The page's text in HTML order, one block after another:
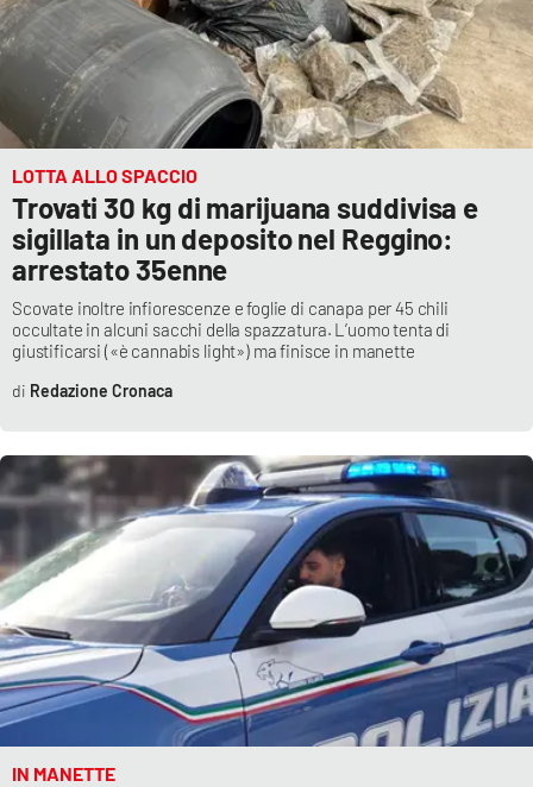
Android
LOTTA ALLO SPACCIO
Trovati 30 kg di marijuana suddivisa e
sigillata in un deposito nel Reggino:
arrestato 35enne
Scovate inoltre infiorescenze e foglie di canapa per 45 chili
occultate in alcuni sacchi della spazzatura. L’uomo tenta di
giustificarsi («è cannabis light») ma finisce in manette
Redazione Cronaca
IN MANETTE